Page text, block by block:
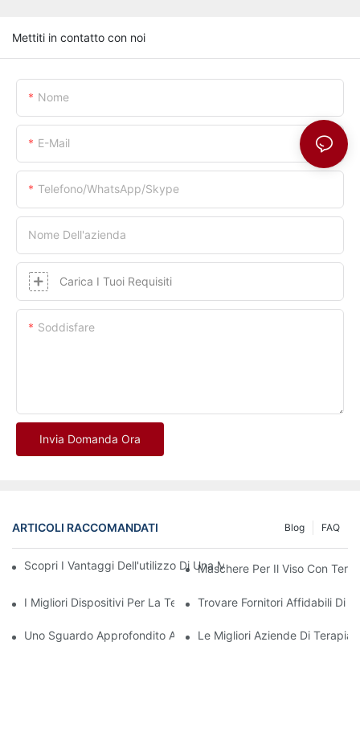
Mettiti in contatto con noi
Nome
E-Mail
Telefono/whatsApp/skype
Nome Dell'azienda
Carica I Tuoi Requisiti
Soddisfare
Invia Domanda Ora
ARTICOLI RACCOMANDATI FAQ
Blog
Scopri I Vantaggi Dell'utilizzo Di Una Maschera Per La Terapia
Maschere Per Il Viso Con
I Migliori Dispositivi Per La Terapia A Luce Rossa E Infrarossi
Trovare Fornitori Affidabili Di
Uno Sguardo Approfondito Ai Benefici Della Terapia Con Luce
Le Migliori Aziende Di Terapia